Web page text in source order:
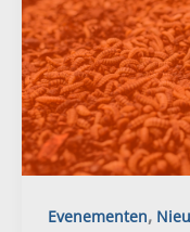
Evenementen,